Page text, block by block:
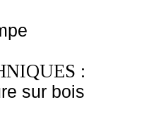
:
sur bois